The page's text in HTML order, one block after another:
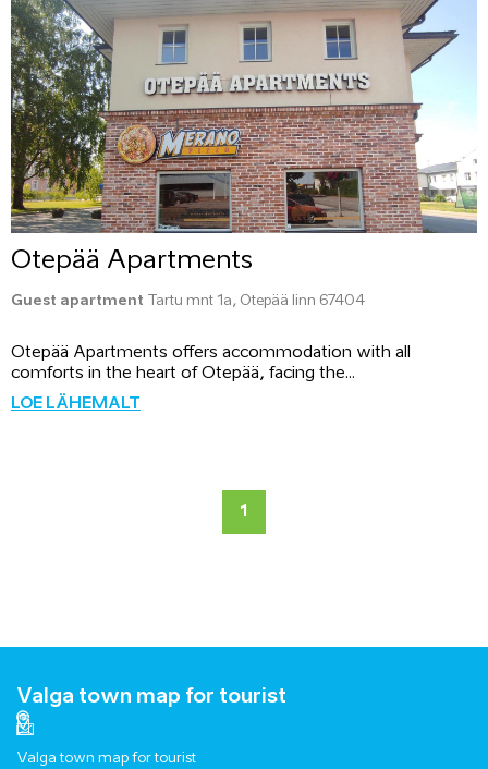
Otepää Apartments
Guest apartment Tartu mnt 1a, Otepää linn 67404
Otepää Apartments offers accommodation with all
comforts in the heart of Otepää, facing the...
LOE LÄHEMALT
1
Valga town map for tourist
Valga town map for tourist